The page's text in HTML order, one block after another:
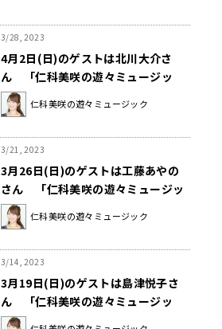
3/28, 2023
4月2日(日)のゲストは北川大介さ
ん 「仁科美咲の遊々ミュージッ
ク」
仁科美咲の遊々ミュージック
3/21, 2023
3月26日(日)のゲストは工藤あやの
さん 「仁科美咲の遊々ミュージッ
ク」
仁科美咲の遊々ミュージック
3/14, 2023
3月19日(日)のゲストは島津悦子さ
ん 「仁科美咲の遊々ミュージッ
ク」